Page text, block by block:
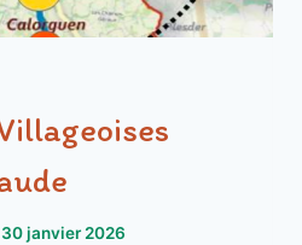
30 janvier 2026